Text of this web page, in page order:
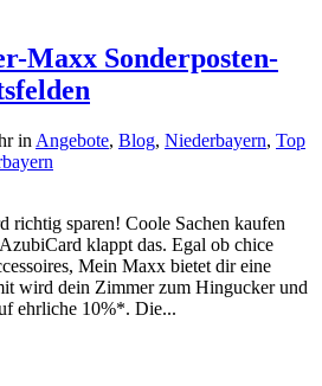
Maxx Sonderposten-
in Angebote, Blog, Niederbayern, Top
richtig sparen! Coole Sachen kaufen
klappt das. Egal ob chice
Mein Maxx bietet dir eine
wird dein Zimmer zum Hingucker und
ehrliche 10%*. Die...